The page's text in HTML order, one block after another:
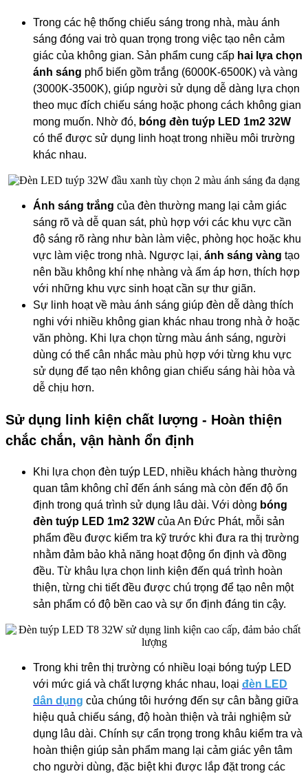
Trong các hệ thống chiếu sáng trong nhà, màu ánh
sáng đóng vai trò quan trọng trong việc tạo nên cảm
giác của không gian. Sản phẩm cung cấp hai lựa chọn
ánh sáng phổ biến gồm trắng (6000K-6500K) và vàng
(3000K-3500K), giúp người sử dụng dễ dàng lựa chọn
theo mục đích chiếu sáng hoặc phong cách không gian
mong muốn. Nhờ đó, bóng đèn tuýp LED 1m2 32W
có thể được sử dụng linh hoạt trong nhiều môi trường
khác nhau.
Ánh sáng trắng của đèn thường mang lại cảm giác
sáng rõ và dễ quan sát, phù hợp với các khu vực cần
độ sáng rõ ràng như bàn làm việc, phòng học hoặc khu
vực làm việc trong nhà. Ngược lại, ánh sáng vàng tạo
nên bầu không khí nhẹ nhàng và ấm áp hơn, thích hợp
với những khu vực sinh hoạt cần sự thư giãn.
Sự linh hoạt về màu ánh sáng giúp đèn dễ dàng thích
nghi với nhiều không gian khác nhau trong nhà ở hoặc
văn phòng. Khi lựa chọn từng màu ánh sáng, người
dùng có thể cân nhắc màu phù hợp với từng khu vực
sử dụng để tạo nên không gian chiếu sáng hài hòa và
dễ chịu hơn.
Sử dụng linh kiện chất lượng - Hoàn thiện
chắc chắn, vận hành ổn định
Khi lựa chọn đèn tuýp LED, nhiều khách hàng thường
quan tâm không chỉ đến ánh sáng mà còn đến độ ổn
định trong quá trình sử dụng lâu dài. Với dòng bóng
đèn tuýp LED 1m2 32W của An Đức Phát, mỗi sản
phẩm đều được kiểm tra kỹ trước khi đưa ra thị trường
nhằm đảm bảo khả năng hoạt động ổn định và đồng
đều. Từ khâu lựa chọn linh kiện đến quá trình hoàn
thiện, từng chi tiết đều được chú trọng để tạo nên một
sản phẩm có độ bền cao và sự ổn định đáng tin cậy.
Trong khi trên thị trường có nhiều loại bóng tuýp LED
với mức giá và chất lượng khác nhau, loại đèn LED
dân dụng của chúng tôi hướng đến sự cân bằng giữa
hiệu quả chiếu sáng, độ hoàn thiện và trải nghiệm sử
dụng lâu dài. Chính sự cẩn trọng trong khâu kiểm tra và
hoàn thiện giúp sản phẩm mang lại cảm giác yên tâm
cho người dùng, đặc biệt khi được lắp đặt trong các